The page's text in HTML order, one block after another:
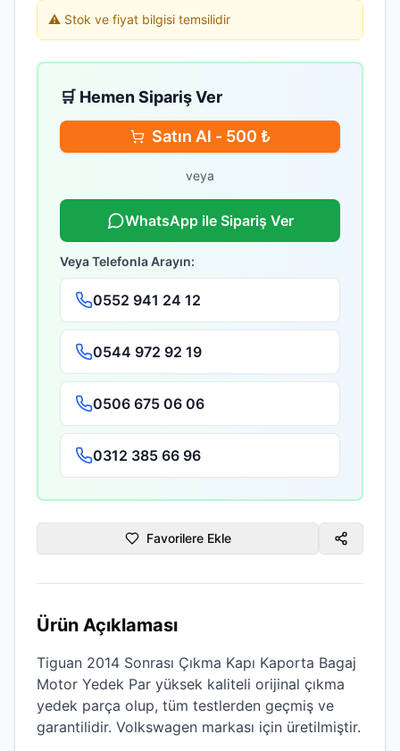
⚠️ Stok ve fiyat bilgisi temsilidir
🛒 Hemen Sipariş Ver
Satın Al - 500 ₺
veya
WhatsApp ile Sipariş Ver
Veya Telefonla Arayın:
0552 941 24 12
0544 972 92 19
0506 675 06 06
0312 385 66 96
Favorilere Ekle
Ürün Açıklaması
Tiguan 2014 Sonrası Çıkma Kapı Kaporta Bagaj
Motor Yedek Par yüksek kaliteli orijinal çıkma
yedek parça olup, tüm testlerden geçmiş ve
garantilidir. Volkswagen markası için üretilmiştir.